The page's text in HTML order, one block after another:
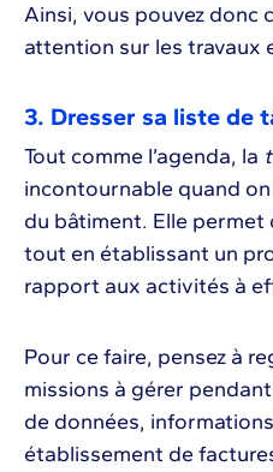
Ainsi, vous pouvez donc
attention sur les travaux
3. Dresser sa liste de
Tout comme l’agenda, la
incontournable quand
du bâtiment. Elle permet
tout en établissant un
rapport aux activités à
Pour ce faire, pensez à
missions à gérer
de données,
établissement de